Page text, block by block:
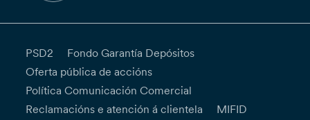
PSD2
Fondo Garantía Depósitos
Oferta pública de accións
Política Comunicación Comercial
Reclamacións e atención á clientela
MIFID